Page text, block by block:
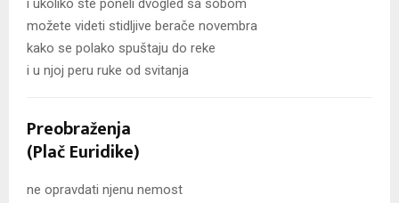
možete videti stidljive berače novembra
kako se polako spuštaju do reke
i u njoj peru ruke od svitanja
Preobraženja
(Plač Euridike)
ne opravdati njenu nemost